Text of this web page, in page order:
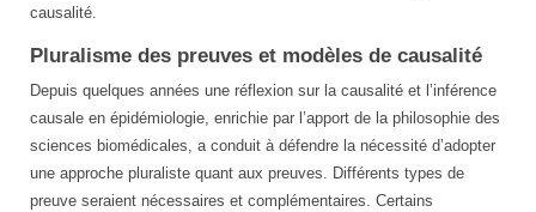
causalité.
Pluralisme des preuves et modèles de causalité
Depuis quelques années une réflexion sur la causalité et l’inférence
causale en épidémiologie, enrichie par l’apport de la philosophie des
sciences biomédicales, a conduit à défendre la nécessité d’adopter
une approche pluraliste quant aux preuves. Différents types de
preuve seraient nécessaires et complémentaires. Certains